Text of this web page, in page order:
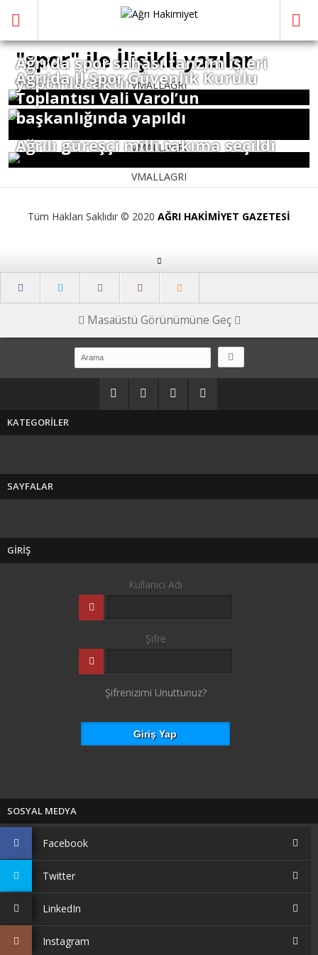
"spor" ile İlişikli yazılar
VMALLAGRI
Ağrı’da spor sahası tanzim işleri
yaptırılacaktır
Ağrı’da İl Spor Güvenlik Kurulu
Toplantısı Vali Varol’un
başkanlığında yapıldı
VMALLAGRI
Ağrılı güreşçi milli takıma seçildi
VMALLAGRI
Tüm Hakları Saklıdır © 2020 AĞRI HAKİMİYET GAZETESİ
Masaüstü Görünümüne Geç
KATEGORİLER
SAYFALAR
GİRİŞ
Kullanıcı Adı
Şifre
Şifrenizimi Unuttunuz?
SOSYAL MEDYA
Facebook
Twitter
LinkedIn
Instagram